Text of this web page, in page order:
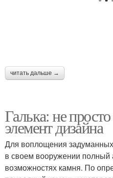
читать дальше →
Галька: не
элемент дизайна
Для воплощения
в своем вооружении полный
возможностях камня. По